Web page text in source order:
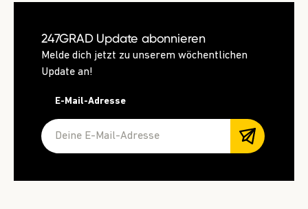
247GRAD Update abonnieren
Melde dich jetzt zu unserem wöchentlichen
Update an!
E-Mail-Adresse